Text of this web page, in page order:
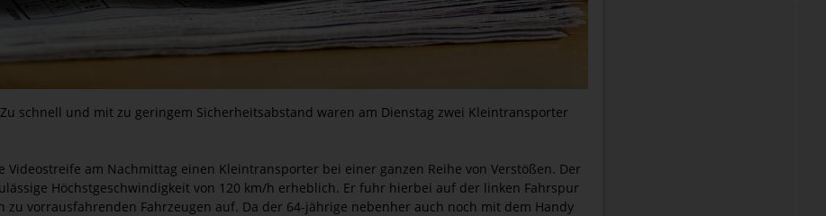
schnell und mit zu geringem Sicherheitsabstand waren am Dienstag zwei Kleintransporter
Videostreife am Nachmittag einen Kleintransporter bei einer ganzen Reihe von Verstößen. Der
Höchstgeschwindigkeit von 120 km/h erheblich. Er fuhr hierbei auf der linken Fahrspur
zu vorrausfahrenden Fahrzeugen auf. Da der 64-jährige nebenher auch noch mit dem Handy